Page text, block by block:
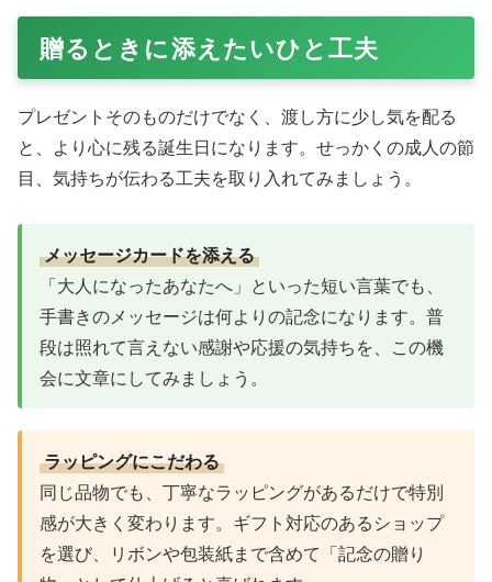
贈るときに添えたいひと工夫
プレゼントそのものだけでなく、渡し方に少し気を配る
と、より心に残る誕生日になります。せっかくの成人の節
目、気持ちが伝わる工夫を取り入れてみましょう。
メッセージカードを添える
「大人になったあなたへ」といった短い言葉でも、
手書きのメッセージは何よりの記念になります。普
段は照れて言えない感謝や応援の気持ちを、この機
会に文章にしてみましょう。
ラッピングにこだわる
同じ品物でも、丁寧なラッピングがあるだけで特別
感が大きく変わります。ギフト対応のあるショップ
を選び、リボンや包装紙まで含めて「記念の贈り